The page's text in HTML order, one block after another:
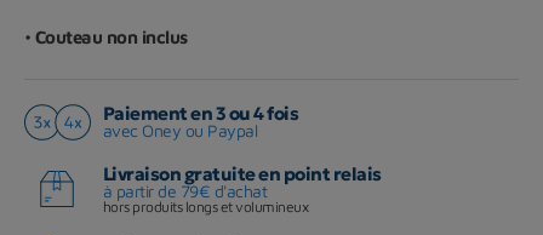
• Couteau non inclus
Paiement en 3 ou 4 fois
avec Oney ou Paypal
Livraison gratuite en point relais
à partir de 79€ d'achat
hors produits longs et volumineux